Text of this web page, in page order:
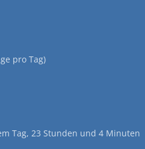
pro Tag)
Tag, 23 Stunden und 4 Minuten